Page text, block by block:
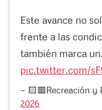
Este avance no
frente a las
también marca
pic.twitter.com/
— 🟨🟥Recreación y
2026